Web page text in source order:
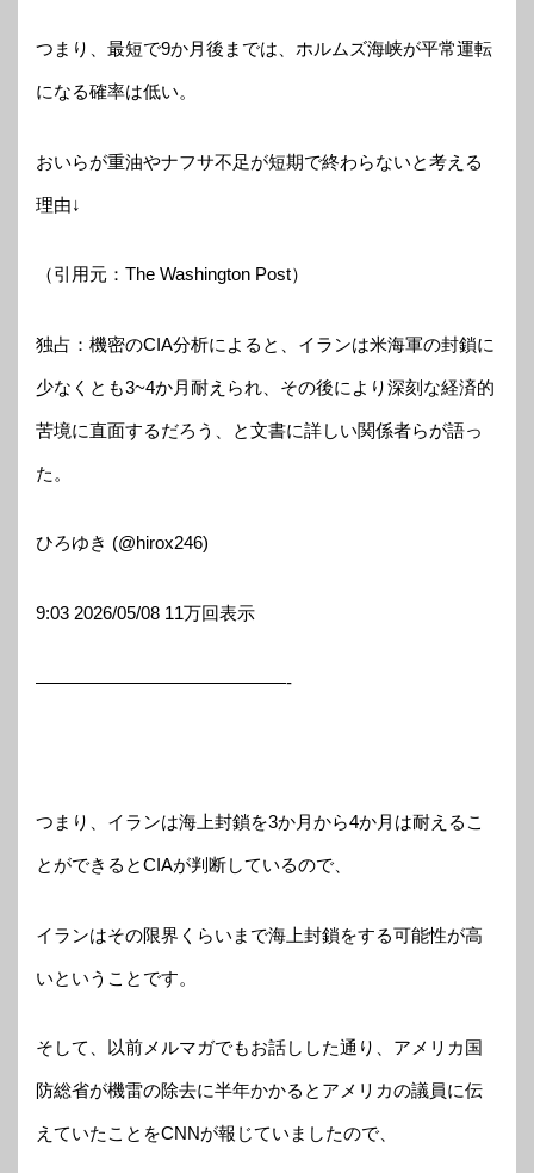
つまり、最短で9か月後までは、ホルムズ海峡が平常運転
になる確率は低い。
おいらが重油やナフサ不足が短期で終わらないと考える
理由↓
（引用元：The Washington Post）
独占：機密のCIA分析によると、イランは米海軍の封鎖に
少なくとも3~4か月耐えられ、その後により深刻な経済的
苦境に直面するだろう、と文書に詳しい関係者らが語っ
た。
ひろゆき (@hirox246)
9:03 2026/05/08 11万回表示
——————————————-
つまり、イランは海上封鎖を3か月から4か月は耐えるこ
とができるとCIAが判断しているので、
イランはその限界くらいまで海上封鎖をする可能性が高
いということです。
そして、以前メルマガでもお話しした通り、アメリカ国
防総省が機雷の除去に半年かかるとアメリカの議員に伝
えていたことをCNNが報じていましたので、